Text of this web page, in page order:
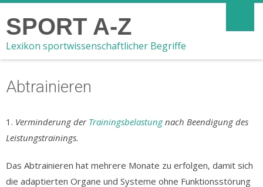
SPORT A-Z
Lexikon sportwissenschaftlicher Begriffe
Abtrainieren
1. Verminderung der Trainingsbelastungnach Beendigung des
Leistungstrainings.
Das Abtrainieren hat mehrere Monate zu erfolgen, damit sich
die adaptierten Organe und Systeme ohne Funktionsstörung